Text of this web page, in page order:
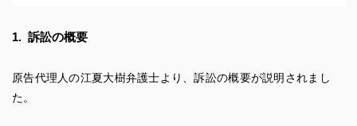
1. 訴訟の概要
原告代理人の江夏大樹弁護士より、訴訟の概要が説明されまし
た。